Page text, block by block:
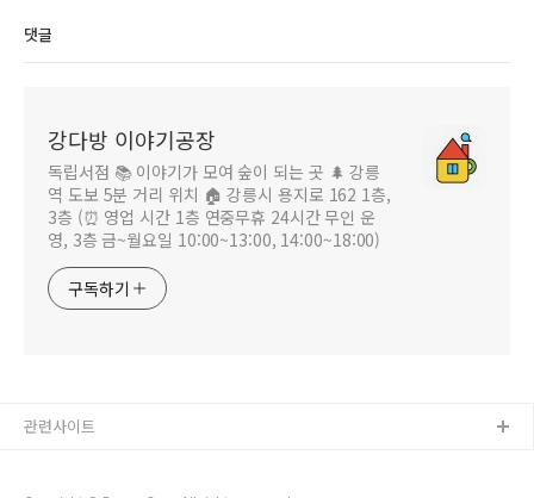
댓글
강다방 이야기공장
독립서점 📚 이야기가 모여 숲이 되는 곳 🌲 강릉
역 도보 5분 거리 위치 🏠 강릉시 용지로 162 1층,
3층 (⏰ 영업 시간 1층 연중무휴 24시간 무인 운
영, 3층 금~월요일 10:00~13:00, 14:00~18:00)
구독하기
관련사이트